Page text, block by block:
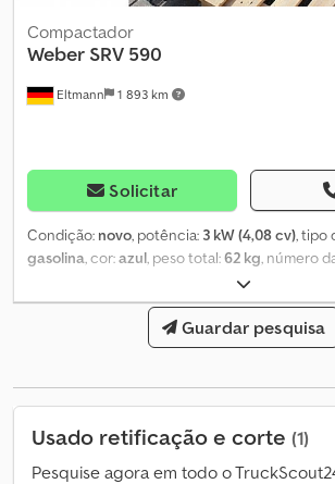
Eltmann 1 893 km
Compactador
Weber SRV 590
Solicitar
Condição: novo, potência: 3 kW (4,08 cv), tipo
gasolina, cor:azul, peso total:62 kg, número
, Compactador vibratório SRV 590
Dados técnicos: - Peso operacional: 62 kg -
compactador: 28 cm - Máx. de golpes por
impacto: 18,3 kN - Motor: Honda GXR 120 a
Guardar pesquisa
Usado retificação e corte (1)
Pesquise agora em todo o